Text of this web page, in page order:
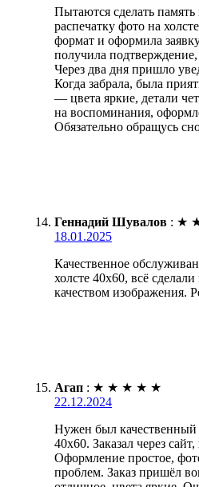
Пытаются сделать память
распечатку фото на
формат и оформила
получила
Через два дня пришло
Когда забрала, была
— цвета яркие, детали
на воспоминания,
Обязательно обращусь
Геннадий Шувалов : ★
18.01.2025
Качественное
холсте 40х60, всё
качеством изображения.
Агап : ★ ★ ★ ★ ★
22.12.2024
Нужен был качественный
40х60. Заказал через
Оформление простое,
проблем. Заказ пришёл